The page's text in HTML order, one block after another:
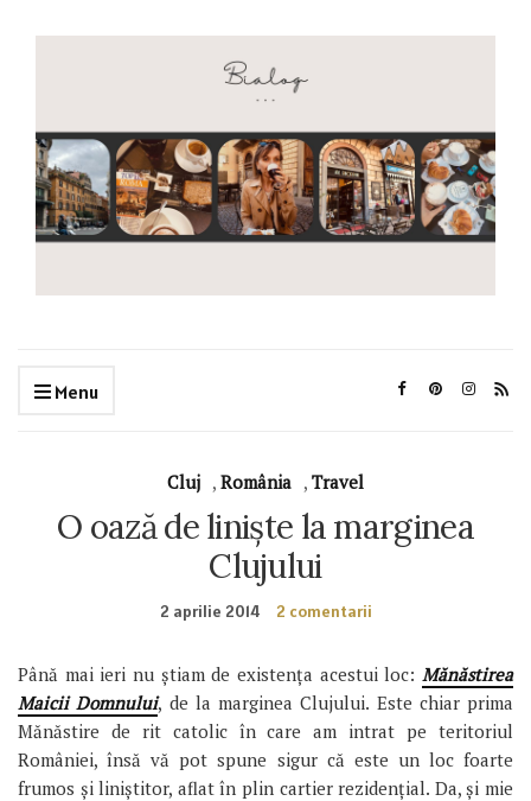
Menu
Cluj , România , Travel
O oază de liniște la marginea
Clujului
2 aprilie 2014 2 comentarii
Până mai ieri nu știam de existența acestui loc: Mănăstirea
Maicii Domnului, de la marginea Clujului. Este chiar prima
Mănăstire de rit catolic în care am intrat pe teritoriul
României, însă vă pot spune sigur că este un loc foarte
frumos și liniștitor, aflat în plin cartier rezidențial. Da, și mie